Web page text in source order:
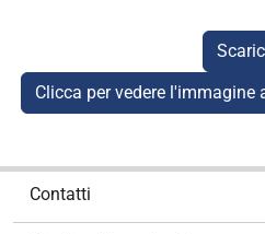
Clicca per vedere
Contatti